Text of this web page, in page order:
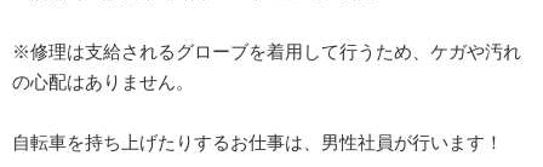
※修理は支給されるグローブを着用して行うため、ケガや汚れ
の心配はありません。
自転車を持ち上げたりするお仕事は、男性社員が行います！